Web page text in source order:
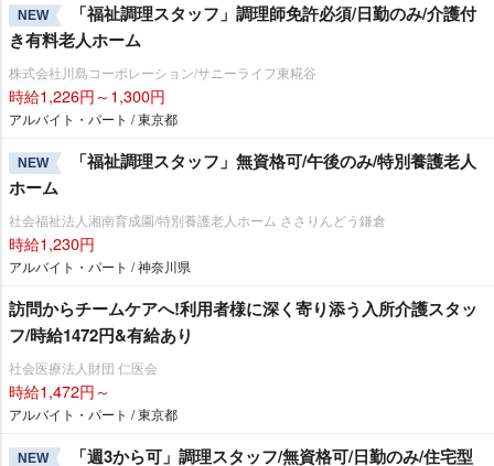
NEW
「福祉調理スタッフ」調理師免許必須/日勤のみ/介護付
き有料老人ホーム
株式会社川島コーポレーション/サニーライフ東糀谷
時給1,226円～1,300円
アルバイト・パート / 東京都
NEW
「福祉調理スタッフ」無資格可/午後のみ/特別養護老人
ホーム
社会福祉法人湘南育成園/特別養護老人ホーム ささりんどう鎌倉
時給1,230円
アルバイト・パート / 神奈川県
訪問からチームケアへ!利用者様に深く寄り添う入所介護スタッ
フ/時給1472円&有給あり
社会医療法人財団 仁医会
時給1,472円～
アルバイト・パート / 東京都
NEW 「週3から可」調理スタッフ/無資格可/日勤のみ/住宅型